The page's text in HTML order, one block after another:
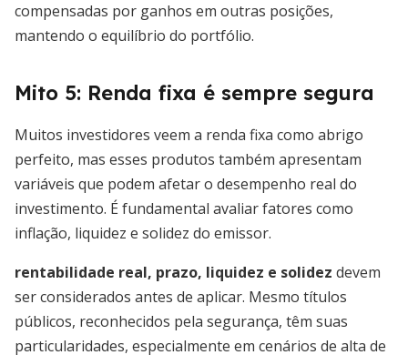
compensadas por ganhos em outras posições,
mantendo o equilíbrio do portfólio.
Mito 5: Renda fixa é sempre segura
Muitos investidores veem a renda fixa como abrigo
perfeito, mas esses produtos também apresentam
variáveis que podem afetar o desempenho real do
investimento. É fundamental avaliar fatores como
inflação, liquidez e solidez do emissor.
rentabilidade real, prazo, liquidez e solidez devem
ser considerados antes de aplicar. Mesmo títulos
públicos, reconhecidos pela segurança, têm suas
particularidades, especialmente em cenários de alta de